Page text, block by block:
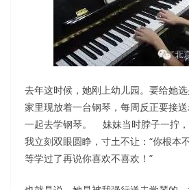
去年这时候，她刚上幼儿园。要给她
家里现放着一台钢琴，每周反正要接
一起去学钢琴。 妹妹当时脖子一拧，
我立刻双眼圆睁，寸土不让：“你根本
等学过了再说你喜欢不喜欢！”